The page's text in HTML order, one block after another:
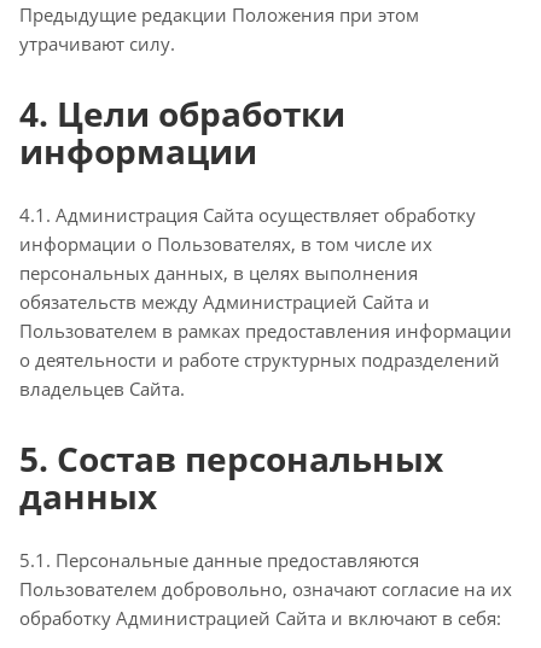
Предыдущие редакции Положения при этом
утрачивают силу.
4. Цели обработки
информации
4.1. Администрация Сайта осуществляет обработку
информации о Пользователях, в том числе их
персональных данных, в целях выполнения
обязательств между Администрацией Сайта и
Пользователем в рамках предоставления информации
о деятельности и работе структурных подразделений
владельцев Сайта.
5. Состав персональных
данных
5.1. Персональные данные предоставляются
Пользователем добровольно, означают согласие на их
обработку Администрацией Сайта и включают в себя: